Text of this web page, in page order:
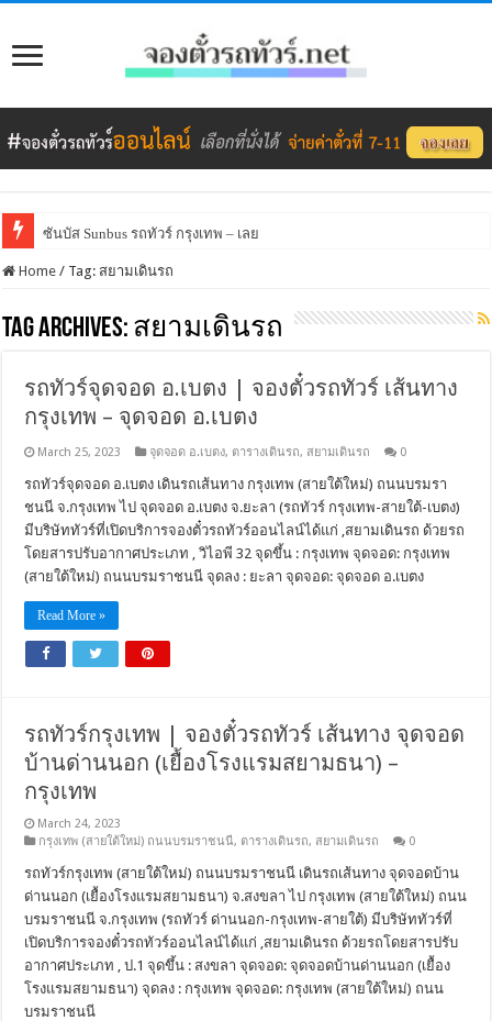
ซันบัส Sunbus รถทัวร์ กรุงเทพ – เลย
Home / Tag: สยามเดินรถ
Tag Archives: สยามเดินรถ
รถทัวร์จุดจอด อ.เบตง | จองตั๋วรถทัวร์ เส้นทาง
กรุงเทพ – จุดจอด อ.เบตง
March 25, 2023 จุดจอด อ.เบตง, ตารางเดินรถ, สยามเดินรถ 0
รถทัวร์จุดจอด อ.เบตง เดินรถเส้นทาง กรุงเทพ (สายใต้ใหม่) ถนนบรมรา
ชนนี จ.กรุงเทพ ไป จุดจอด อ.เบตง จ.ยะลา (รถทัวร์ กรุงเทพ-สายใต้-เบตง)
มีบริษัททัวร์ที่เปิดบริการจองตั๋วรถทัวร์ออนไลน์ได้แก่ ,สยามเดินรถ ด้วยรถ
โดยสารปรับอากาศประเภท , วิไอพี 32 จุดขึ้น : กรุงเทพ จุดจอด: กรุงเทพ
(สายใต้ใหม่) ถนนบรมราชนนี จุดลง : ยะลา จุดจอด: จุดจอด อ.เบตง
Read More »
รถทัวร์กรุงเทพ | จองตั๋วรถทัวร์ เส้นทาง จุดจอด
บ้านด่านนอก (เยื้องโรงแรมสยามธนา) –
กรุงเทพ
March 24, 2023
กรุงเทพ (สายใต้ใหม่) ถนนบรมราชนนี, ตารางเดินรถ, สยามเดินรถ 0
รถทัวร์กรุงเทพ (สายใต้ใหม่) ถนนบรมราชนนี เดินรถเส้นทาง จุดจอดบ้าน
ด่านนอก (เยื้องโรงแรมสยามธนา) จ.สงขลา ไป กรุงเทพ (สายใต้ใหม่) ถนน
บรมราชนนี จ.กรุงเทพ (รถทัวร์ ด่านนอก-กรุงเทพ-สายใต้) มีบริษัททัวร์ที่
เปิดบริการจองตั๋วรถทัวร์ออนไลน์ได้แก่ ,สยามเดินรถ ด้วยรถโดยสารปรับ
อากาศประเภท , ป.1 จุดขึ้น : สงขลา จุดจอด: จุดจอดบ้านด่านนอก (เยื้อง
โรงแรมสยามธนา) จุดลง : กรุงเทพ จุดจอด: กรุงเทพ (สายใต้ใหม่) ถนน
บรมราชนนี